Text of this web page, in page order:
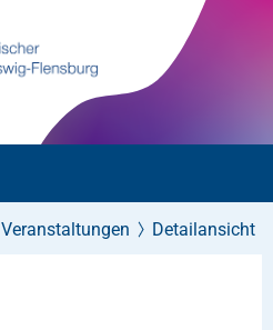
Veranstaltungen Detailansicht